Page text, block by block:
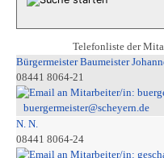
Telefonliste der
Bürgermeister Baumeister
08441 8064-21
buergermeister@scheyern.de
N. N.
08441 8064-24